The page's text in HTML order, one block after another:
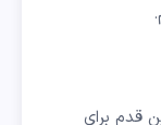
قدم برای